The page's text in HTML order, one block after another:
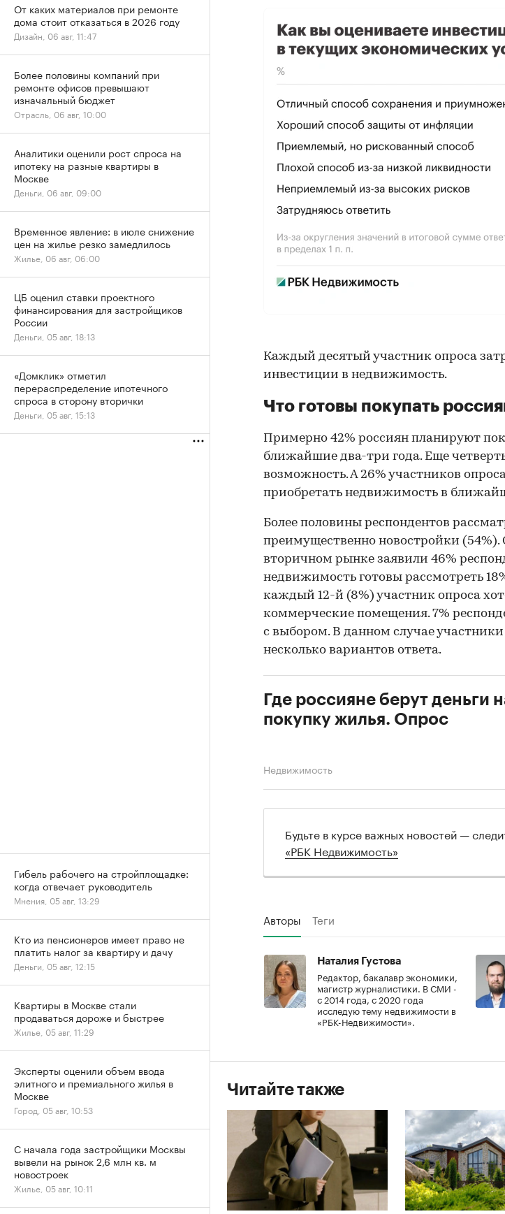
Каждый десятый участник опроса
инвестиции в недвижимость.
Что готовы покупать
Примерно 42% россиян планируют
ближайшие два-три года. Еще
возможность. А 26% участников
приобретать недвижимость в
Более половины респондентов
преимущественно новостройки
вторичном рынке заявили 46%
недвижимость готовы рассмотреть
каждый 12-й (8%) участник опроса
коммерческие помещения. 7%
с выбором. В данном случае
несколько вариантов ответа.
Где россияне берут деньги
покупку жилья. Опрос
Недвижимость
Будьте в курсе важных новостей —
«РБК Недвижимость»
Авторы Теги
Наталия Густова
Редактор, бакалавр экономики,
магистр журналистики. В СМИ -
с 2014 года, с 2020 года
исследую тему недвижимости в
«РБК-Недвижимости».
Читайте также
От каких материалов при ремонте
дома стоит отказаться в 2026 году
Дизайн, 06 авг, 11:47
Более половины компаний при
ремонте офисов превышают
изначальный бюджет
Отрасль, 06 авг, 10:00
Аналитики оценили рост спроса на
ипотеку на разные квартиры в
Москве
Деньги, 06 авг, 09:00
Временное явление: в июле снижение
цен на жилье резко замедлилось
Жилье, 06 авг, 06:00
ЦБ оценил ставки проектного
финансирования для застройщиков
России
Деньги, 05 авг, 18:13
«Домклик» отметил
перераспределение ипотечного
спроса в сторону вторички
Деньги, 05 авг, 15:13
Гибель рабочего на стройплощадке:
когда отвечает руководитель
Мнения, 05 авг, 13:29
Кто из пенсионеров имеет право не
платить налог за квартиру и дачу
Деньги, 05 авг, 12:15
Квартиры в Москве стали
продаваться дороже и быстрее
Жилье, 05 авг, 11:29
Эксперты оценили объем ввода
элитного и премиального жилья в
Москве
Город, 05 авг, 10:53
С начала года застройщики Москвы
вывели на рынок 2,6 млн кв. м
новостроек
Жилье, 05 авг, 10:11